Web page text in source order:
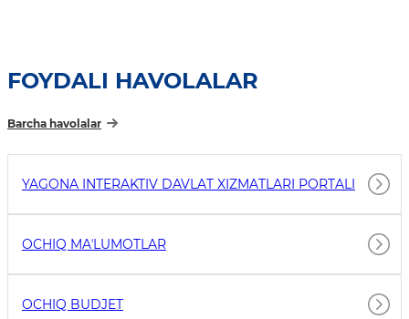
FOYDALI HAVOLALAR
Barcha havolalar
YAGONA INTERAKTIV DAVLAT XIZMATLARI PORTALI
OCHIQ MAʼLUMOTLAR
OCHIQ BUDJET